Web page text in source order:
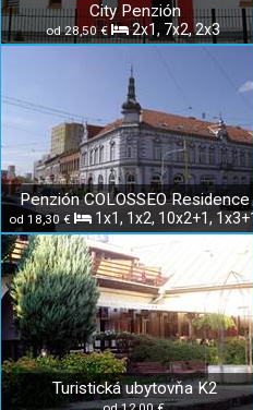
City Penzión
od 28,50 € 2x1, 7x2, 2x3
Penzión COLOSSEO Residence
od 18,30 € 1x1, 1x2, 10x2+1, 1x3+1
Turistická ubytovňa K2